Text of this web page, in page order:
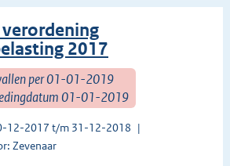
2017
per 01-01-2019
01-01-2019
12-2017 t/m 31-12-2018
Zevenaar